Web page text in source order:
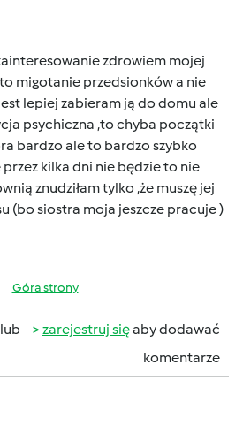
zdrowiem mojej
to migotanie przedsionków a nie
lepiej zabieram ją do domu ale
psychiczna ,to chyba początki
bardzo ale to bardzo szybko
kilka dni nie będzie to nie
znudziłam tylko ,że muszę jej
(bo siostra moja jeszcze pracuje )
Góra strony
lub zarejestruj sięaby dodawać
komentarze